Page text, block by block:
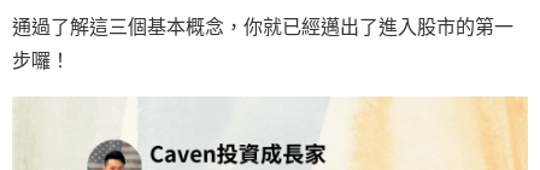
通過了解這三個基本概念，你就已經邁出了進入股市的第一
步囉！